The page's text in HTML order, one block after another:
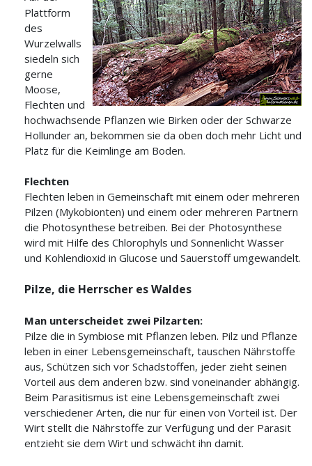
Plattform
des
Wurzelwalls
siedeln sich
gerne
Moose,
Flechten und
hochwachsende Pflanzen wie Birken oder der Schwarze
Hollunder an, bekommen sie da oben doch mehr Licht und
Platz für die Keimlinge am Boden.
Flechten
Flechten leben in Gemeinschaft mit einem oder mehreren
Pilzen (Mykobionten) und einem oder mehreren Partnern
die Photosynthese betreiben. Bei der Photosynthese
wird mit Hilfe des Chlorophyls und Sonnenlicht Wasser
und Kohlendioxid in Glucose und Sauerstoff umgewandelt.
Pilze, die Herrscher es Waldes
Man unterscheidet zwei Pilzarten:
Pilze die in Symbiose mit Pflanzen leben. Pilz und Pflanze
leben in einer Lebensgemeinschaft, tauschen Nährstoffe
aus, Schützen sich vor Schadstoffen, jeder zieht seinen
Vorteil aus dem anderen bzw. sind voneinander abhängig.
Beim Parasitismus ist eine Lebensgemeinschaft zwei
verschiedener Arten, die nur für einen von Vorteil ist. Der
Wirt stellt die Nährstoffe zur Verfügung und der Parasit
entzieht sie dem Wirt und schwächt ihn damit.